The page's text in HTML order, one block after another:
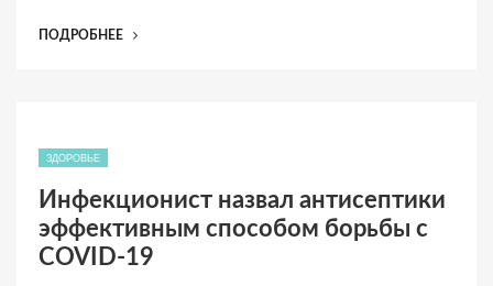
н
ПОДРОБНЕЕ
“ВРАЧ
ЗДОРОВЬЕ
Инфекционист назвал антисептики
эффективным способом борьбы с
COVID-19